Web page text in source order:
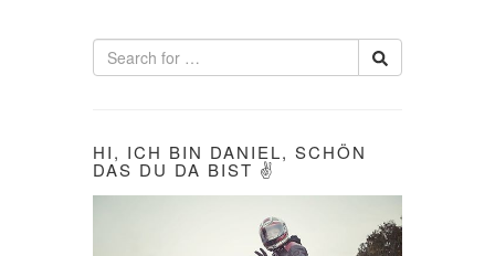
G
I
O
HI, ICH BIN DANIEL, SCHÖN
DAS DU DA BIST ✌